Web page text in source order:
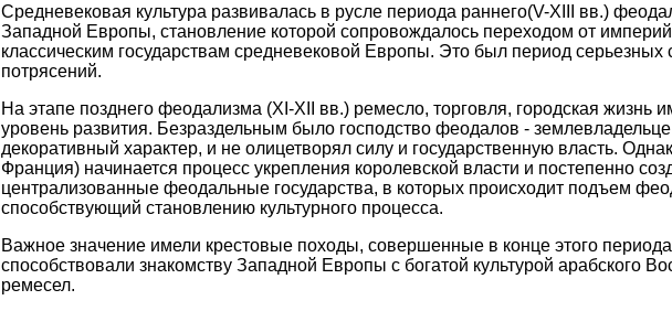
Средневековая культура развивалась в русле периода раннего(V-XIII вв.)
Западной Европы, становление которой сопровождалось переходом от
классическим государствам средневековой Европы. Это был период
потрясений.
На этапе позднего феодализма (XI-XII вв.) ремесло, торговля, городская жизнь
уровень развития. Безраздельным было господство феодалов -
декоративный характер, и не олицетворял силу и государственную власть.
Франция) начинается процесс укрепления королевской власти и постепенно
централизованные феодальные государства, в которых происходит подъем
способствующий становлению культурного процесса.
Важное значение имели крестовые походы, совершенные в конце этого
способствовали знакомству Западной Европы с богатой культурой арабского
ремесел.